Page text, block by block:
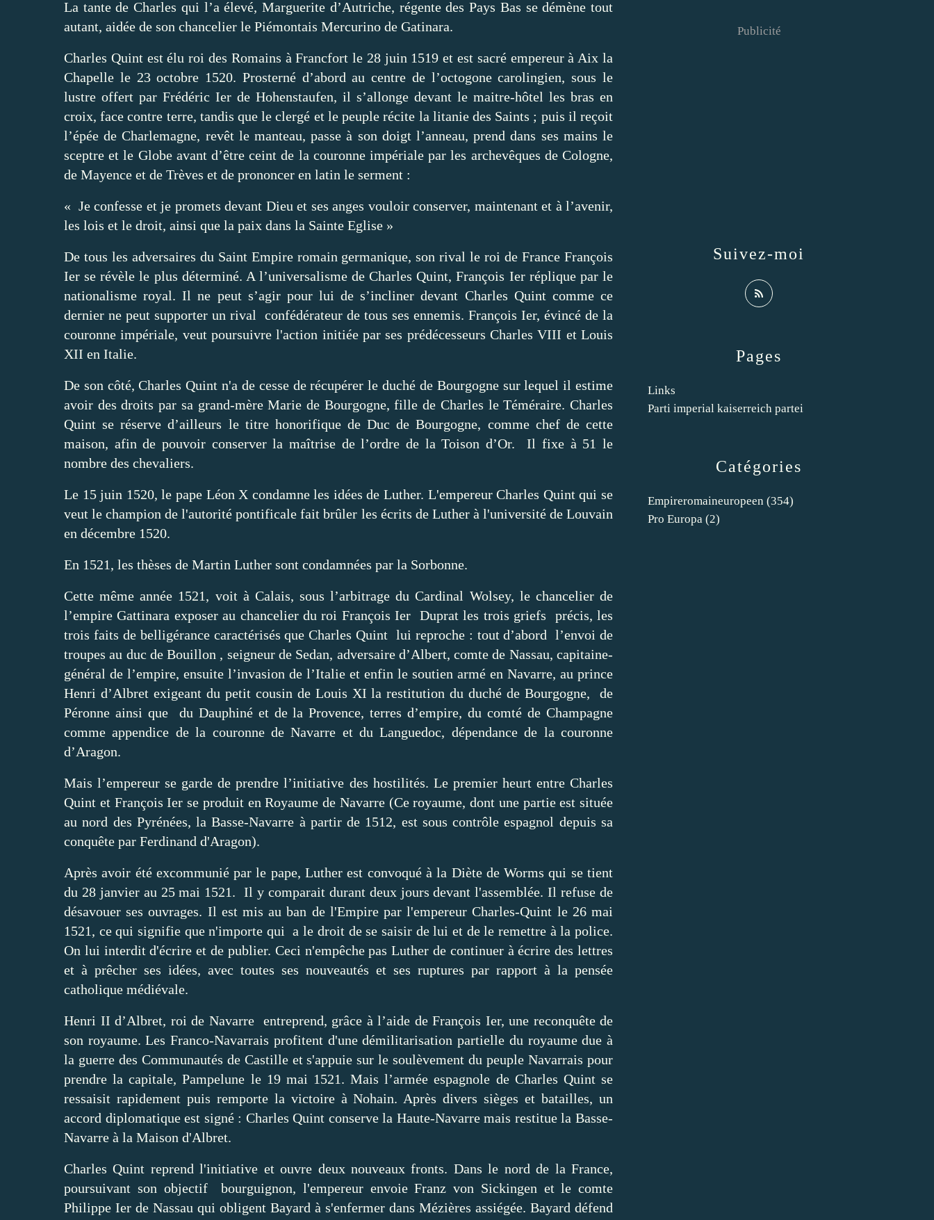
La tante de Charles qui l’a élevé, Marguerite d’Autriche, régente des Pays Bas se démène tout
autant, aidée de son chancelier le Piémontais Mercurino de Gatinara.
Charles Quint est élu roi des Romains à Francfort le 28 juin 1519 et est sacré empereur à Aix la
Chapelle le 23 octobre 1520. Prosterné d’abord au centre de l’octogone carolingien, sous le
lustre offert par Frédéric Ier de Hohenstaufen, il s’allonge devant le maitre-hôtel les bras en
croix, face contre terre, tandis que le clergé et le peuple récite la litanie des Saints ; puis il reçoit
l’épée de Charlemagne, revêt le manteau, passe à son doigt l’anneau, prend dans ses mains le
sceptre et le Globe avant d’être ceint de la couronne impériale par les archevêques de Cologne,
de Mayence et de Trèves et de prononcer en latin le serment :
« Je confesse et je promets devant Dieu et ses anges vouloir conserver, maintenant et à l’avenir,
les lois et le droit, ainsi que la paix dans la Sainte Eglise »
De tous les adversaires du Saint Empire romain germanique, son rival le roi de France François
Ier se révèle le plus déterminé. A l’universalisme de Charles Quint, François Ier réplique par le
nationalisme royal. Il ne peut s’agir pour lui de s’incliner devant Charles Quint comme ce
dernier ne peut supporter un rival confédérateur de tous ses ennemis. François Ier, évincé de la
couronne impériale, veut poursuivre l'action initiée par ses prédécesseurs Charles VIII et Louis
XII en Italie.
De son côté, Charles Quint n'a de cesse de récupérer le duché de Bourgogne sur lequel il estime
avoir des droits par sa grand-mère Marie de Bourgogne, fille de Charles le Téméraire. Charles
Quint se réserve d’ailleurs le titre honorifique de Duc de Bourgogne, comme chef de cette
maison, afin de pouvoir conserver la maîtrise de l’ordre de la Toison d’Or. Il fixe à 51 le
nombre des chevaliers.
Le 15 juin 1520, le pape Léon X condamne les idées de Luther. L'empereur Charles Quint qui se
veut le champion de l'autorité pontificale fait brûler les écrits de Luther à l'université de Louvain
en décembre 1520.
En 1521, les thèses de Martin Luther sont condamnées par la Sorbonne.
Cette même année 1521, voit à Calais, sous l’arbitrage du Cardinal Wolsey, le chancelier de
l’empire Gattinara exposer au chancelier du roi François Ier Duprat les trois griefs précis, les
trois faits de belligérance caractérisés que Charles Quint lui reproche : tout d’abord l’envoi de
troupes au duc de Bouillon , seigneur de Sedan, adversaire d’Albert, comte de Nassau, capitaine-
général de l’empire, ensuite l’invasion de l’Italie et enfin le soutien armé en Navarre, au prince
Henri d’Albret exigeant du petit cousin de Louis XI la restitution du duché de Bourgogne, de
Péronne ainsi que du Dauphiné et de la Provence, terres d’empire, du comté de Champagne
comme appendice de la couronne de Navarre et du Languedoc, dépendance de la couronne
d’Aragon.
Mais l’empereur se garde de prendre l’initiative des hostilités. Le premier heurt entre Charles
Quint et François Ier se produit en Royaume de Navarre (Ce royaume, dont une partie est située
au nord des Pyrénées, la Basse-Navarre à partir de 1512, est sous contrôle espagnol depuis sa
conquête par Ferdinand d'Aragon).
Après avoir été excommunié par le pape, Luther est convoqué à la Diète de Worms qui se tient
du 28 janvier au 25 mai 1521. Il y comparait durant deux jours devant l'assemblée. Il refuse de
désavouer ses ouvrages. Il est mis au ban de l'Empire par l'empereur Charles-Quint le 26 mai
1521, ce qui signifie que n'importe qui a le droit de se saisir de lui et de le remettre à la police.
On lui interdit d'écrire et de publier. Ceci n'empêche pas Luther de continuer à écrire des lettres
et à prêcher ses idées, avec toutes ses nouveautés et ses ruptures par rapport à la pensée
catholique médiévale.
Henri II d’Albret, roi de Navarre entreprend, grâce à l’aide de François Ier, une reconquête de
son royaume. Les Franco-Navarrais profitent d'une démilitarisation partielle du royaume due à
la guerre des Communautés de Castille et s'appuie sur le soulèvement du peuple Navarrais pour
prendre la capitale, Pampelune le 19 mai 1521. Mais l’armée espagnole de Charles Quint se
ressaisit rapidement puis remporte la victoire à Nohain. Après divers sièges et batailles, un
accord diplomatique est signé : Charles Quint conserve la Haute-Navarre mais restitue la Basse-
Navarre à la Maison d'Albret.
Charles Quint reprend l'initiative et ouvre deux nouveaux fronts. Dans le nord de la France,
poursuivant son objectif bourguignon, l'empereur envoie Franz von Sickingen et le comte
Philippe Ier de Nassau qui obligent Bayard à s'enfermer dans Mézières assiégée. Bayard défend
Catégories
Empireromaineuropeen (354)
Pro Europa (2)
Pages
Links
Parti imperial kaiserreich partei
Suivez-moi
Publicité